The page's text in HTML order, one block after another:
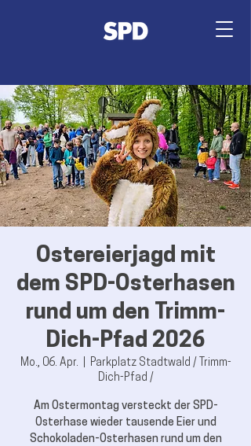
Ostereierjagd mit
dem SPD-Osterhasen
rund um den Trimm-
Dich-Pfad 2026
Mo., 06. Apr.
Parkplatz Stadtwald / Trimm-
Dich-Pfad /
Am Ostermontag versteckt der SPD-
Osterhase wieder tausende Eier und
Schokoladen-Osterhasen rund um den